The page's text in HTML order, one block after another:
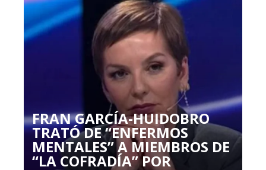
FRAN GARCÍA-HUIDOBRO
TRATÓ DE “ENFERMOS
MENTALES” A MIEMBROS DE
“LA COFRADÍA” POR